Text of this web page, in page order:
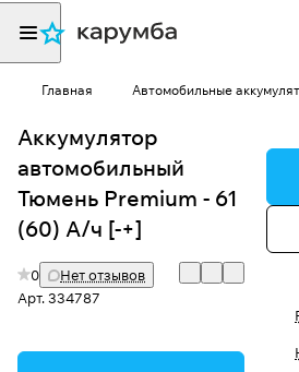
Главная Автомобильные
Аккумулятор
автомобильный
Тюмень Premium - 61
(60) А/ч [-+]
0
Нет отзывов
Арт.334787